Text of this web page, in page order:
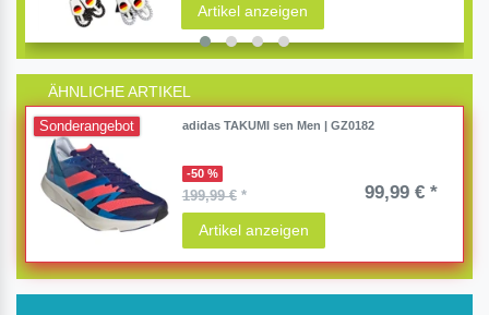
Artikel anzeigen
ÄHNLICHE ARTIKEL
Sonderangebot adidas TAKUMI sen Men | GZ0182
-50 %
199,99 €* 99,99 € *
Artikel anzeigen